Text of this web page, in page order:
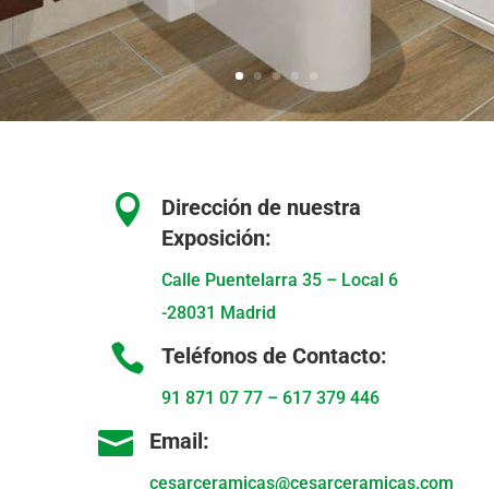

Dirección de nuestra
Exposición:
Calle Puentelarra 35 – Local 6
-28031 Madrid
 Teléfonos de Contacto:
91 871 07 77 – 617 379 446
 Email:
cesarceramicas@cesarceramicas.com